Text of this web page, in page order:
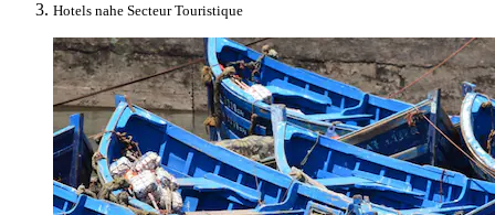
Hotels nahe Secteur Touristique